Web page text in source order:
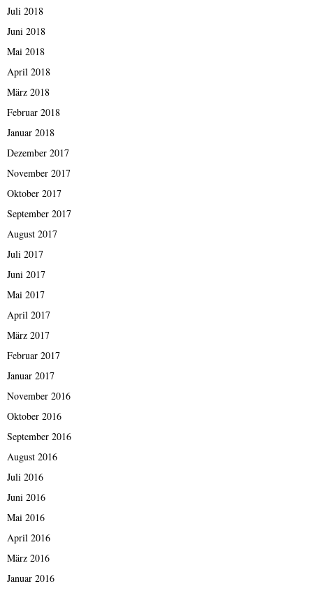
Juli 2018
Juni 2018
Mai 2018
April 2018
März 2018
Februar 2018
Januar 2018
Dezember 2017
November 2017
Oktober 2017
September 2017
August 2017
Juli 2017
Juni 2017
Mai 2017
April 2017
März 2017
Februar 2017
Januar 2017
November 2016
Oktober 2016
September 2016
August 2016
Juli 2016
Juni 2016
Mai 2016
April 2016
März 2016
Januar 2016